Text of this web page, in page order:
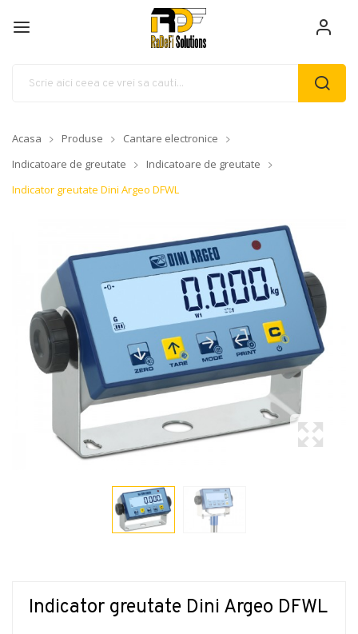
Acasa Produse
Cantare electronice
Indicatoare de greutate
Indicatoare de greutate
Indicator greutate Dini Argeo DFWL
Indicator greutate Dini Argeo DFWL